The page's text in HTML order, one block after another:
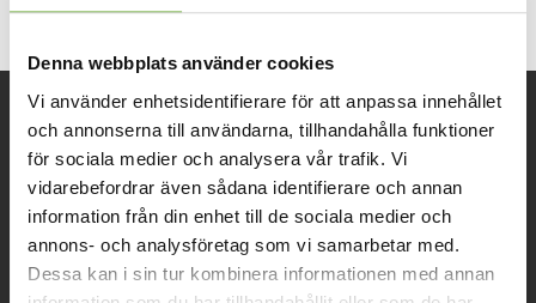
Denna webbplats använder cookies
Vi använder enhetsidentifierare för att anpassa innehållet
och annonserna till användarna, tillhandahålla funktioner
för sociala medier och analysera vår trafik. Vi
vidarebefordrar även sådana identifierare och annan
information från din enhet till de sociala medier och
annons- och analysföretag som vi samarbetar med.
Dessa kan i sin tur kombinera informationen med annan
INFORMATION
Om oss
Kontakt